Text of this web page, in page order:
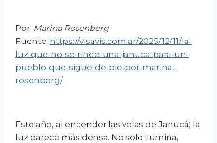
Por: Marina Rosenberg
Fuente: https://visavis.com.ar/2025/12/11/la-
luz-que-no-se-rinde-una-januca-para-un-
pueblo-que-sigue-de-pie-por-marina-
rosenberg/
Este año, al encender las velas de Janucá, la
luz parece más densa. No solo ilumina,